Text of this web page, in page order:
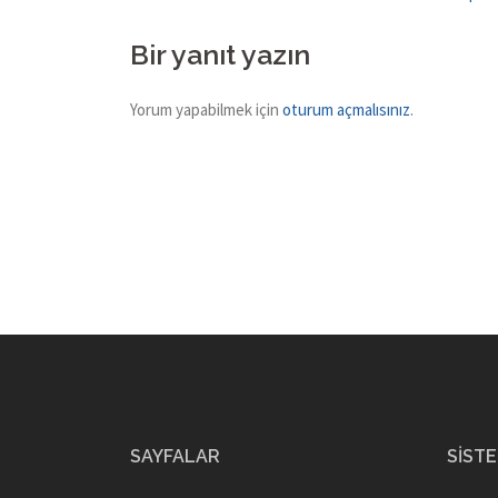
navigation
Bir yanıt yazın
Yorum yapabilmek için oturum açmalısınız.
SAYFALAR